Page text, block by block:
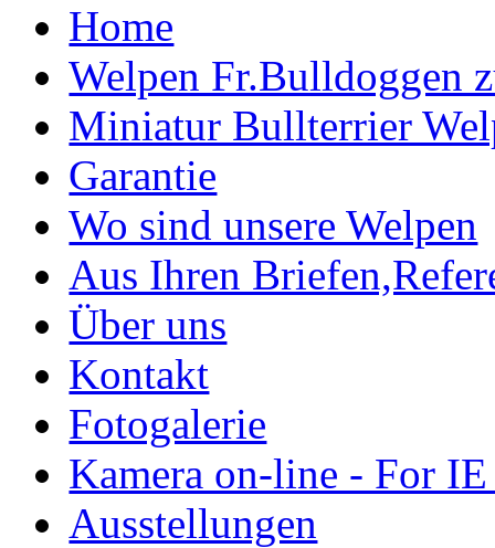
Home
Welpen Fr.Bulldoggen
Miniatur Bullterrier
Garantie
Wo sind unsere Welpen
Aus Ihren
Über uns
Kontakt
Fotogalerie
Kamera on-line - For
Ausstellungen